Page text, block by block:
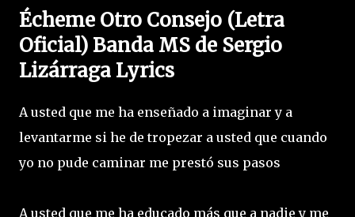
Écheme Otro Consejo (Letra
Oficial) Banda MS de Sergio
Lizárraga Lyrics
A usted que me ha enseñado a imaginar y a
levantarme si he de tropezar a usted que cuando
yo no pude caminar me prestó sus pasos
A usted que me ha educado más que a nadie y me